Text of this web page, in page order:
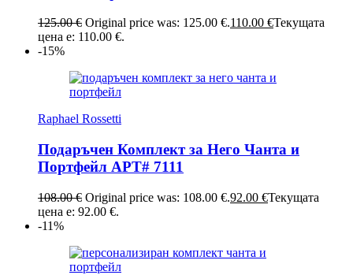
125.00€ Original price was: 125.00 €.110.00 €Текущата
цена е: 110.00 €.
-15%
Raphael Rossetti
Подаръчен Комплект за Него Чанта и
Портфейл АРТ# 7111
108.00€ Original price was: 108.00 €.92.00 €Текущата
цена е: 92.00 €.
-11%